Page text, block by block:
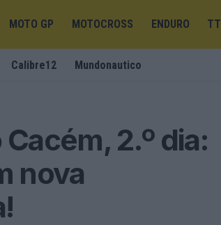
MOTO GP MOTOCROSS ENDURO TT
Calibre12 Mundonautico
2.º dia:
nova